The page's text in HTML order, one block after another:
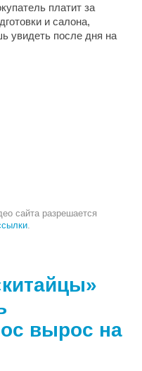
платит за
и салона,
увидеть после дня на
сайта разрешается
вырос на